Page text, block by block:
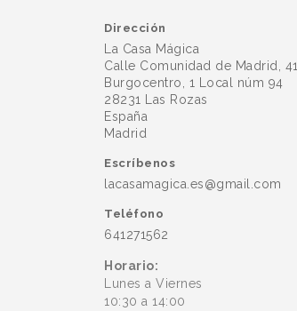
Dirección
La Casa Mágica
Calle Comunidad de Madrid, 41
Burgocentro, 1 Local núm 94
28231 Las Rozas
España
Madrid
Escríbenos
lacasamagica.es@gmail.com
Teléfono
641271562
Horario:
Lunes a Viernes
10:30 a 14:00